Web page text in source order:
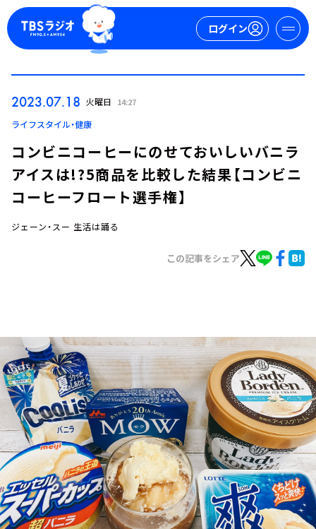
ログイン
ログイン
イベント・グッズ
YouTube
会社情報
2023.07.18 火曜日 14:27
ライフスタイル・健康
コンビニコーヒーにのせておいしいバニラ
アイスは!?5商品を比較した結果【コンビニ
コーヒーフロート選手権】
ジェーン・スー 生活は踊る
この記事をシェア